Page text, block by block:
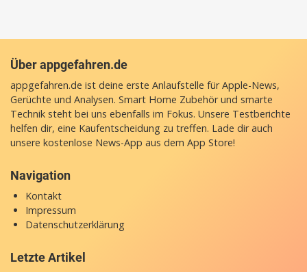
Über appgefahren.de
appgefahren.de ist deine erste Anlaufstelle für Apple-News,
Gerüchte und Analysen. Smart Home Zubehör und smarte
Technik steht bei uns ebenfalls im Fokus. Unsere Testberichte
helfen dir, eine Kaufentscheidung zu treffen. Lade dir auch
unsere kostenlose News-App aus dem App Store!
Navigation
Kontakt
Impressum
Datenschutzerklärung
Letzte Artikel